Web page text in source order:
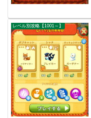
レベル別攻略【1001～】